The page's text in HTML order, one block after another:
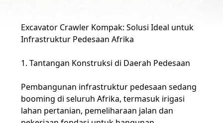
SITEMAP
PRIVASI
Excavator Crawler Kompak: Solusi Ideal untuk
Infrastruktur Pedesaan Afrika
1. Tantangan Konstruksi di Daerah Pedesaan
Pembangunan infrastruktur pedesaan sedang
booming di seluruh Afrika, termasuk irigasi
lahan pertanian, pemeliharaan jalan dan